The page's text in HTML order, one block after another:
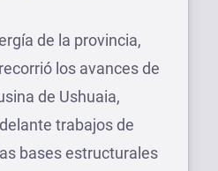
de la provincia,
los avances de
de Ushuaia,
trabajos de
bases estructurales